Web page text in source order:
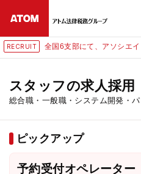
全国6支部にて、アソシエイト弁
スタッフの求人採用
総合職・一般職・システム開発・
ピックアップ
予約受付オペレーター
24時間365
無料相談窓口はこ
ホーム